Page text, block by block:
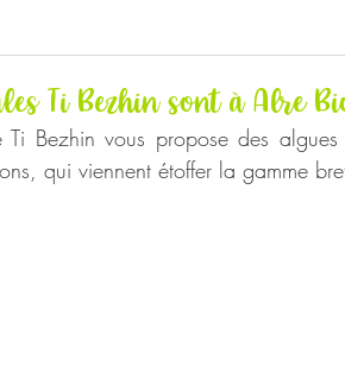
Ti Bezhin sont à Alre
Ti Bezhin vous propose des
qui viennent étoffer la gamme